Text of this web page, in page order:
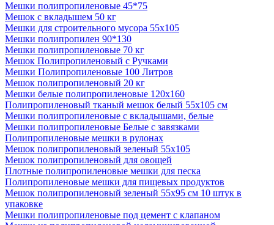
Мешки полипропиленовые 45*75
Мешок с вкладышем 50 кг
Мешки для строительного мусора 55х105
Мешки полипропилен 90*130
Мешки полипропиленовые 70 кг
Мешок Полипропиленовый с Ручками
Мешки Полипропиленовые 100 Литров
Мешок полипропиленовый 20 кг
Мешки белые полипропиленовые 120х160
Полипропиленовый тканый мешок белый 55х105 см
Мешки полипропиленовые с вкладышами, белые
Мешки полипропиленовые Белые с завязками
Полипропиленовые мешки в рулонах
Мешок полипропиленовый зеленый 55х105
Мешок полипропиленовый для овощей
Плотные полипропиленовые мешки для песка
Полипропиленовые мешки для пищевых продуктов
Мешок полипропиленовый зеленый 55x95 см 10 штук в
упаковке
Мешки полипропиленовые под цемент с клапаном